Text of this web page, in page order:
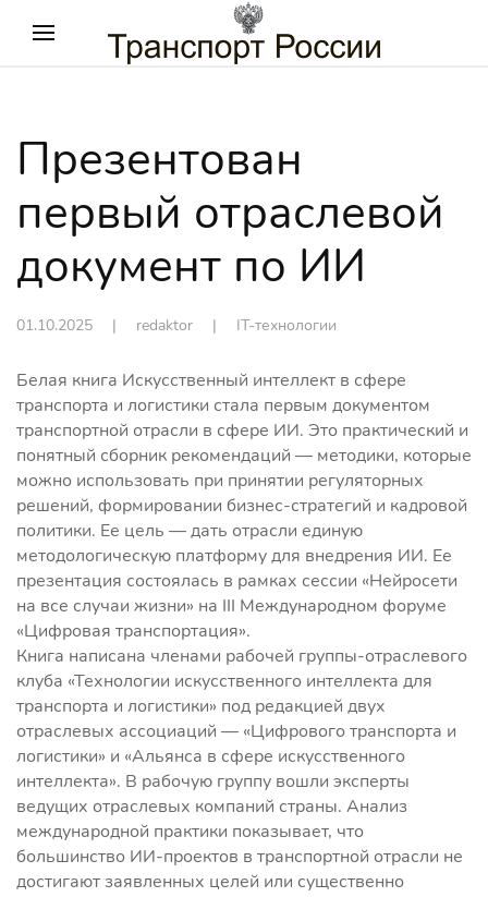
Презентован
первый отраслевой
документ по ИИ
01.10.2025 | redaktor | IT-технологии
Белая книга Искусственный интеллект в сфере
транспорта и логистики стала первым документом
транспортной отрасли в сфере ИИ. Это практический и
понятный сборник рекомендаций — методики, которые
можно использовать при принятии регуляторных
решений, формировании бизнес-стратегий и кадровой
политики. Ее цель — дать отрасли единую
методологическую платформу для внедрения ИИ. Ее
презентация состоялась в рамках сессии «Нейросети
на все случаи жизни» на III Международном форуме
«Цифровая транспортация».
Книга написана членами рабочей группы-отраслевого
клуба «Технологии искусственного интеллекта для
транспорта и логистики» под редакцией двух
отраслевых ассоциаций — «Цифрового транспорта и
логистики» и «Альянса в сфере искусственного
интеллекта». В рабочую группу вошли эксперты
ведущих отраслевых компаний страны. Анализ
международной практики показывает, что
большинство ИИ-проектов в транспортной отрасли не
достигают заявленных целей или существенно